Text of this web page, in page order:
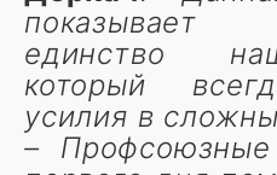
единство
который
усилия в
–